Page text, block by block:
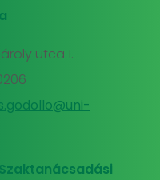
utca 1.
Szaktanácsadási